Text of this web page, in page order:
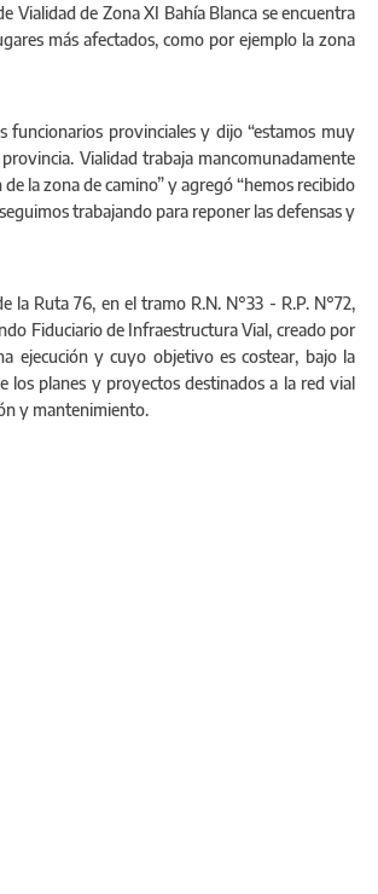
Vialidad de Zona XI Bahía Blanca se encuentra
más afectados, como por ejemplo la zona
funcionarios provinciales y dijo “estamos muy
Vialidad trabaja mancomunadamente
la zona de camino” y agregó “hemos recibido
trabajando para reponer las defensas y
Ruta 76, en el tramo R.N. N°33 - R.P. N°72,
Fiduciario de Infraestructura Vial, creado por
ejecución y cuyo objetivo es costear, bajo la
los planes y proyectos destinados a la red vial
y mantenimiento.